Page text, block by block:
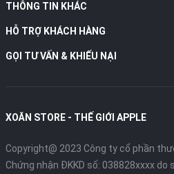
THÔNG TIN KHÁC
HỖ TRỢ KHÁCH HÀNG
GỌI TƯ VẤN & KHIẾU NẠI
XOĂN STORE - THẾ GIỚI APPLE
Copyright@ 2023 Công ty cổ phần
Chứng nhận ĐKKD số: 038828xxxx do